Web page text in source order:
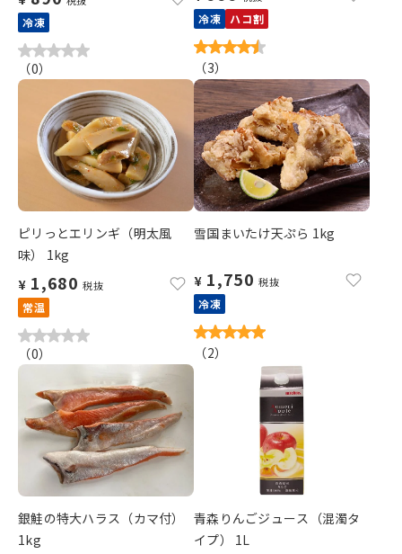
冷凍
（0）
冷凍 ハコ割
（3）
ピリっとエリンギ（明太風
味） 1kg
¥ 1,680 税抜
常温
（0）
雪国まいたけ天ぷら 1kg
¥ 1,750 税抜
冷凍
（2）
銀鮭の特大ハラス（カマ付）
1kg
青森りんごジュース（混濁タ
イプ） 1L